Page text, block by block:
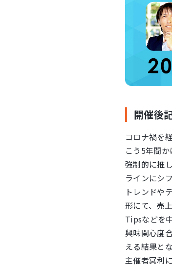
開催後
コロナ禍を
こう5年間
強制的に推
ラインにシ
トレンドや
形にて、売
Tipsなどを
興味関心度
える結果と
主催者冥利